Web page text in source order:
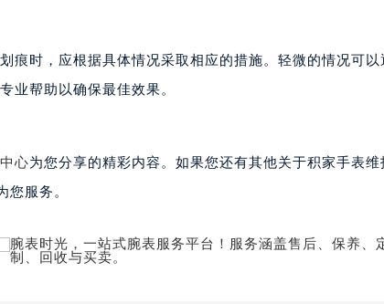
阳区红军路积家售后服务中心（需提前预约）
辉区中央街积家售后服务中心（需提前预约）
东安区太平路积家售后服务中心（需提前预约）
桃山区大同街积家售后服务中心（需提前预约）
市尖山区新兴大街积家售后服务中心（需提前预约）
北林区新华街与康庄路交叉口积家售后服务中心（需提前预
痕时，应根据具体情况采取相应的措施。轻微的情况可
业帮助以确保最佳效果。
心为您分享的精彩内容。如果您还有其他关于积家手表
您服务。